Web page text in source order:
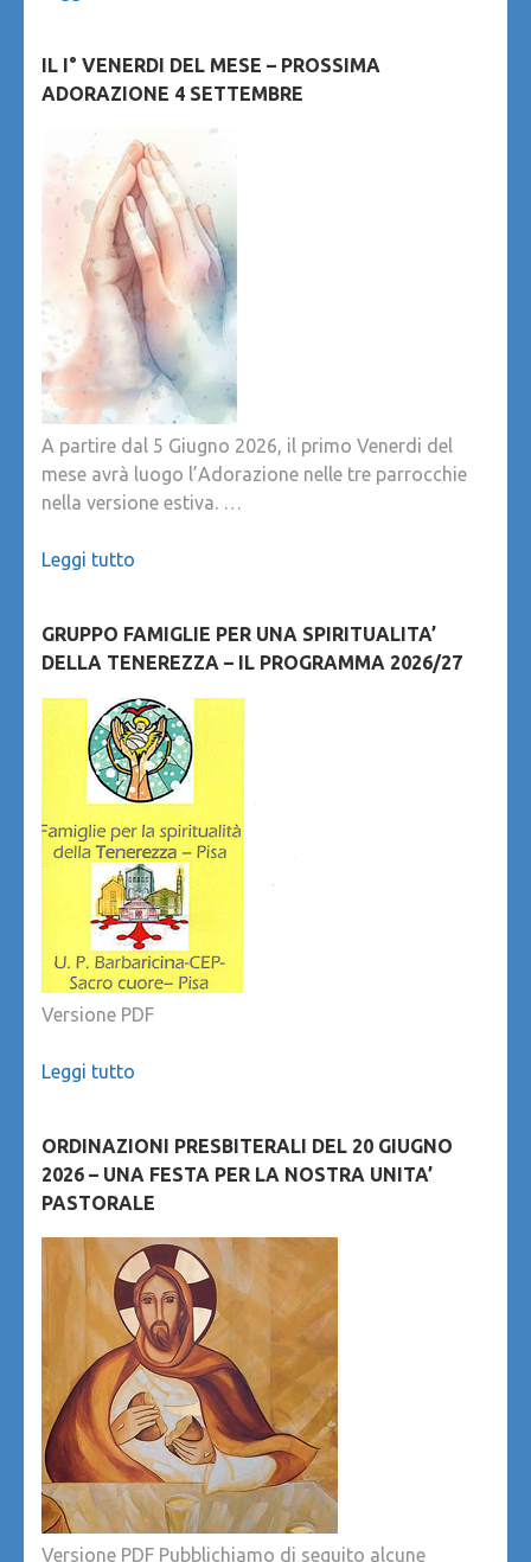
IL I° VENERDI DEL MESE – PROSSIMA
ADORAZIONE 4 SETTEMBRE
A partire dal 5 Giugno 2026, il primo Venerdi del
mese avrà luogo l’Adorazione nelle tre parrocchie
nella versione estiva. …
Leggi tutto
GRUPPO FAMIGLIE PER UNA SPIRITUALITA’
DELLA TENEREZZA – IL PROGRAMMA 2026/27
Versione PDF
Leggi tutto
ORDINAZIONI PRESBITERALI DEL 20 GIUGNO
2026 – UNA FESTA PER LA NOSTRA UNITA’
PASTORALE
Versione PDF Pubblichiamo di seguito alcune